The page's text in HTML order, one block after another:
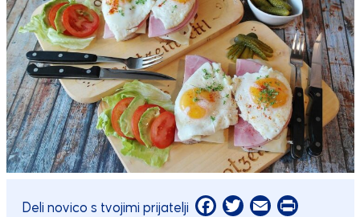
Deli novico s tvojimi prijatelji Facebook
Twitter
EmailPrint